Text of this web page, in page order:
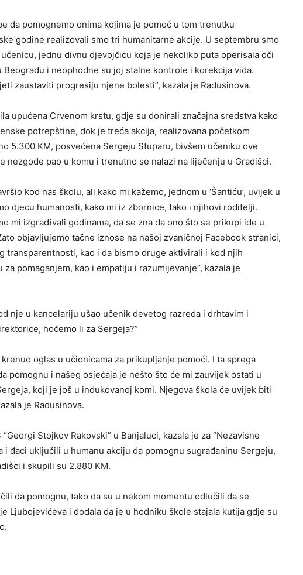
da pomognemo onima kojima je pomoć u tom trenutku
godine realizovali smo tri humanitarne akcije. U septembru smo
jednu divnu djevojčicu koja je nekoliko puta operisala oči
Beogradu i neophodne su joj stalne kontrole i korekcija vida.
zaustaviti progresiju njene bolesti”, kazala je Radusinova.
upućena Crvenom krstu, gdje su donirali značajna sredstva kako
potrepštine, dok je treća akcija, realizovana početkom
5.300 KM, posvećena Sergeju Stuparu, bivšem učeniku ove
nezgode pao u komu i trenutno se nalazi na liječenju u Gradišci.
kod nas školu, ali kako mi kažemo, jednom u ‘Šantiću’, uvijek u
djecu humanosti, kako mi iz zbornice, tako i njihovi roditelji.
mi izgrađivali godinama, da se zna da ono što se prikupi ide u
objavljujemo tačne iznose na našoj zvaničnoj Facebook stranici,
transparentnosti, kao i da bismo druge aktivirali i kod njih
pomaganjem, kao i empatiju i razumijevanje”, kazala je
nje u kancelariju ušao učenik devetog razreda i drhtavim i
hoćemo li za Sergeja?”
oglas u učionicama za prikupljanje pomoći. I ta sprega
pomognu i našeg osjećaja je nešto što će mi zauvijek ostati u
koji je još u indukovanoj komi. Njegova škola će uvijek biti
je Radusinova.
Stojkov Rakovski” u Banjaluci, kazala je za “Nezavisne
i đaci uključili u humanu akciju da pomognu sugrađaninu Sergeju,
i skupili su 2.880 KM.
da pomognu, tako da su u nekom momentu odlučili da se
Ljubojevićeva i dodala da je u hodniku škole stajala kutija gdje su